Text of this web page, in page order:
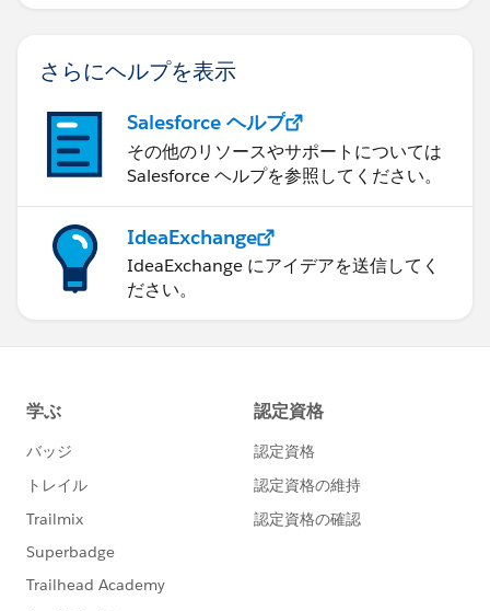
さらにヘルプを表示
Salesforce ヘルプ
その他のリソースやサポートについては
Salesforce ヘルプを参照してください。
IdeaExchange
IdeaExchange にアイデアを送信してく
ださい。